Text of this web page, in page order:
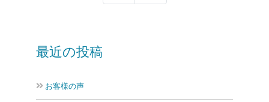
最近の投稿
お客様の声